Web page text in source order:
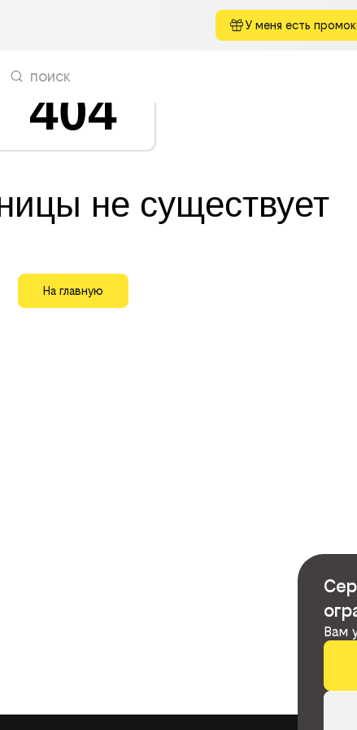
У меня есть
поиск
404
не существует
На главную
Вам